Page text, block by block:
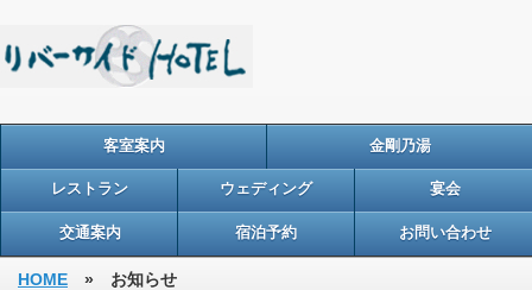
客室案内 金剛乃湯
レストラン ウェディング 宴会
交通案内 宿泊予約 お問い合わせ
HOME » お知らせ